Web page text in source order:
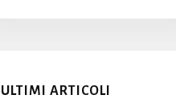
ULTIMI ARTICOLI